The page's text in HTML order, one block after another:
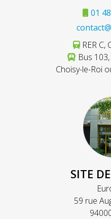
01
RER C,
Bus
Choisy-le-Roi
SITE
59 rue